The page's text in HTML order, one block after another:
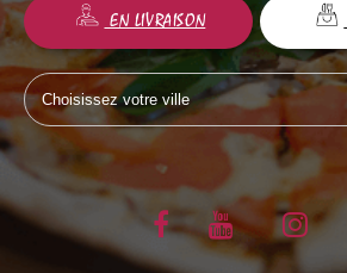
VOS AVIS
MENTIONS LÉGALES
C.G.V
EN LIVRAISON